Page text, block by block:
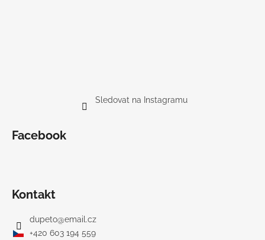
Sledovat na Instagramu
Facebook
Kontakt
dupeto@email.cz
+420 603 194 559